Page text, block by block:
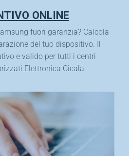
ONLINE
fuori garanzia? Calcola
del tuo dispositivo. Il
e valido per tutti i centri
Elettronica Cicala.